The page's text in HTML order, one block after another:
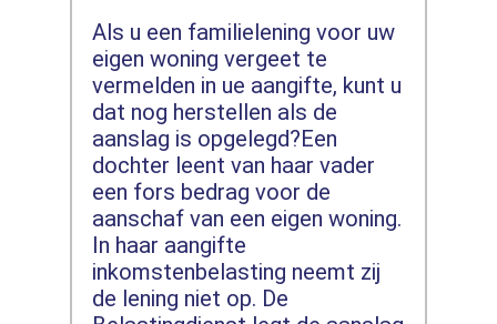
Als u een familielening voor uw
eigen woning vergeet te
vermelden in ue aangifte, kunt u
dat nog herstellen als de
aanslag is opgelegd?Een
dochter leent van haar vader
een fors bedrag voor de
aanschaf van een eigen woning.
In haar aangifte
inkomstenbelasting neemt zij
de lening niet op. De